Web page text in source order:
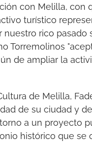
con Melilla, con
turístico
rico pasado
Torremolinos
de ampliar la
de Melilla,
de su ciudad y
a un proyecto
histórico que se